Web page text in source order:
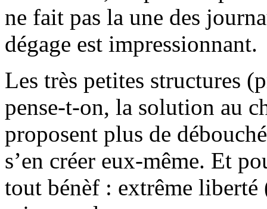
ne fait pas la une des
dégage est impressionnant.
Les très petites structures
pense-t-on, la solution au
proposent plus de
s’en créer eux-même. Et
tout bénèf : extrême